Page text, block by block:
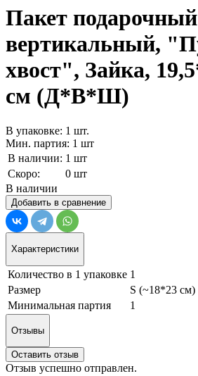
Пакет
вертикальный,
хвост", Зайка,
см (Д*В*Ш)
В упаковке: 1 шт.
Мин. партия: 1 шт
В наличии: 1 шт
Скоро:
0 шт
В наличии
Добавить в сравнение
Характеристики
Количество в 1 упаковке 1
Размер
S (~18*23 см)
Минимальная партия
1
Отзывы
Оставить отзыв
Отзыв успешно отправлен.